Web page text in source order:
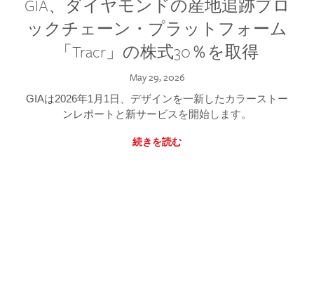
GIA、ダイヤモンドの産地追跡ブロ
ックチェーン・プラットフォーム
「Tracr」の株式30％を取得
May 29, 2026
GIAは2026年1月1日、デザインを一新したカラーストー
ンレポートと新サービスを開始します。
続きを読む